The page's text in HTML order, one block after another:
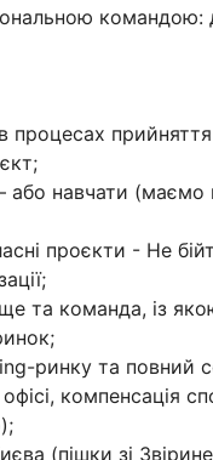
командою:
процесах
або навчати (маємо
проєкти - Не
та команда, із
ринку та повний
компенсація
(пішки зі